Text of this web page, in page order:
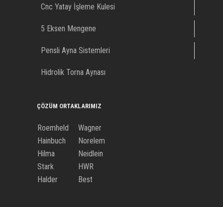
Cnc Yatay İşleme Kulesi
5 Eksen Mengene
Pensli Ayna Sistemleri
Hidrolik Torna Aynası
ÇÖZÜM ORTAKLARIMIZ
Roemheld
Wagner
Hainbuch
Norelem
Hilma
Neidlein
Stark
HWR
Halder
Best